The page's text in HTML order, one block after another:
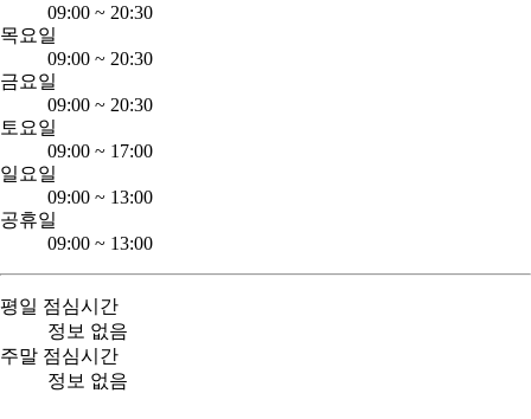
09:00 ~ 20:30
목요일
09:00 ~ 20:30
금요일
09:00 ~ 20:30
토요일
09:00 ~ 17:00
일요일
09:00 ~ 13:00
공휴일
09:00 ~ 13:00
평일 점심시간
정보 없음
주말 점심시간
정보 없음